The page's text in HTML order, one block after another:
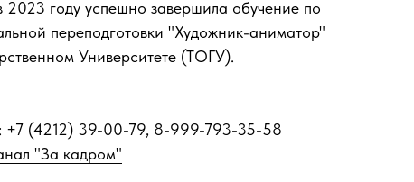
2023 году успешно завершила обучение по
переподготовки "Художник-аниматор"
Университете (ТОГУ).
+7 (4212) 39-00-79, 8-999-793-35-58
"За кадром"